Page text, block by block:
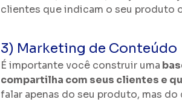
clientes que indicam o seu produto
3) Marketing de Conteúdo
É importante você construir uma
compartilha com seus clientes e
falar apenas do seu produto, mas